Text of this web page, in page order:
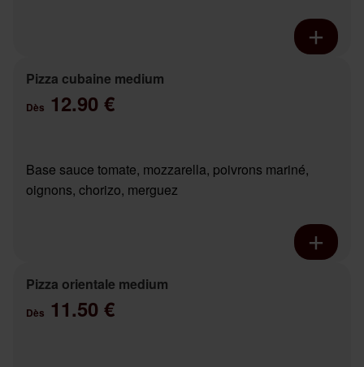
Pizza cubaine medium
Dès 12.90 €
Base sauce tomate, mozzarella, poivrons mariné,
oignons, chorizo, merguez
Pizza orientale medium
Dès 11.50 €